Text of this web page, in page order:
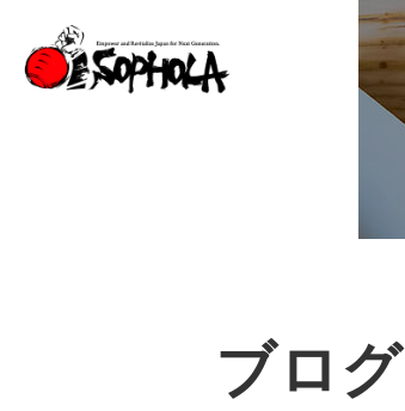
ブログ